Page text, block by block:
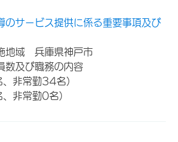
のサービス提供に係る重要事項及び
地域 兵庫県神戸市
数及び職務の内容
非常勤34名）
非常勤0名）